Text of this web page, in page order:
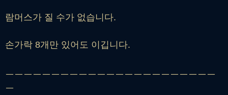
람머스가 질 수가 없습니다.
손가락 8개만 있어도 이깁니다.
ㅡㅡㅡㅡㅡㅡㅡㅡㅡㅡㅡㅡㅡㅡㅡㅡㅡㅡㅡㅡㅡㅡㅡ
ㅡ